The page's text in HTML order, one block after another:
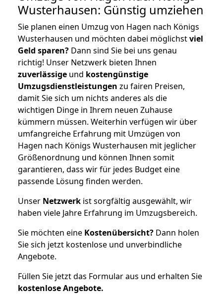
Wusterhausen: Günstig umziehen
Sie planen einen Umzug von Hagen nach Königs
Wusterhausen und möchten dabei möglichstviel
Geld sparen? Dann sind Sie bei uns genau
richtig! Unser Netzwerk bieten Ihnen
zuverlässige und kostengünstige
Umzugsdienstleistungen zu fairen Preisen,
damit Sie sich um nichts anderes als die
wichtigen Dinge in Ihrem neuen Zuhause
kümmern müssen. Weiterhin verfügen wir über
umfangreiche Erfahrung mit Umzügen von
Hagen nach Königs Wusterhausen mit jeglicher
Größenordnung und können Ihnen somit
garantieren, dass wir für jedes Budget eine
passende Lösung finden werden.
Unser Netzwerk ist sorgfältig ausgewählt, wir
haben viele Jahre Erfahrung im Umzugsbereich.
Sie möchten eine Kostenübersicht? Dann holen
Sie sich jetzt kostenlose und unverbindliche
Angebote.
Füllen Sie jetzt das Formular aus und erhalten Sie
kostenloseAngebote.